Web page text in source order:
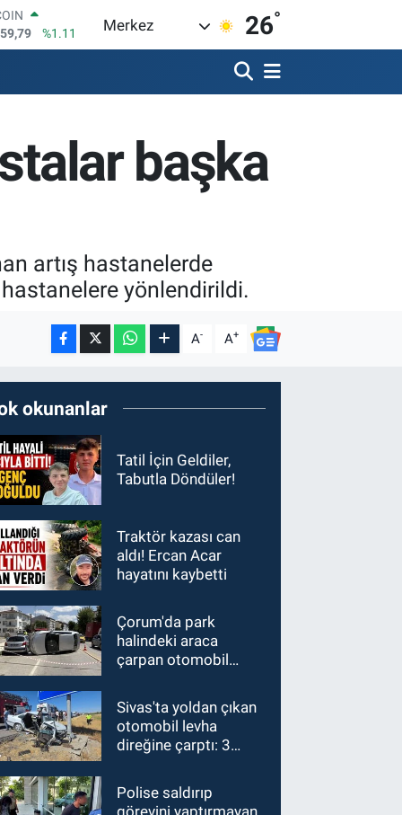
%0.18
%0.03
%-14
Merkez 26°
başka
artış hastanelerde
yönlendirildi.
A- A+
okunanlar
Tatil İçin Geldiler,
Tabutla Döndüler!
Traktör kazası can
aldı! Ercan Acar
hayatını kaybetti
Çorum'da park
halindeki araca
çarpan otomobil
Sivas'ta yoldan çıkan
otomobil levha
direğine çarptı: 3
Polise saldırıp
görevini yaptırmayan